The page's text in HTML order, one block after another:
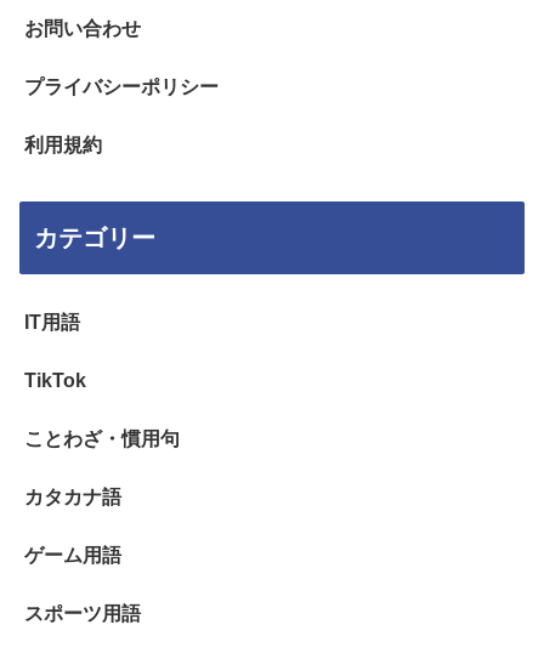
お問い合わせ
プライバシーポリシー
利用規約
カテゴリー
IT用語
TikTok
ことわざ・慣用句
カタカナ語
ゲーム用語
スポーツ用語